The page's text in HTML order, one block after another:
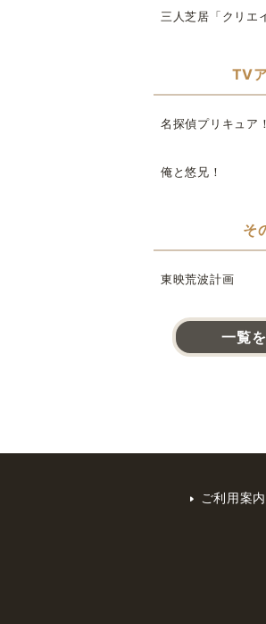
三人芝居「クリエ
TV
名探偵プリキュア！
俺と悠兄！
そ
東映荒波計画
一覧
ご利用案内